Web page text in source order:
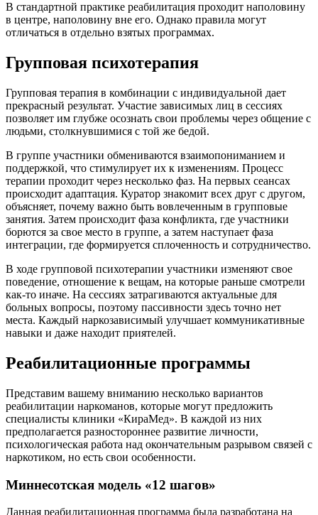
В стандартной практике реабилитация проходит наполовину
в центре, наполовину вне его. Однако правила могут
отличаться в отдельно взятых программах.
Групповая психотерапия
Групповая терапия в комбинации с индивидуальной дает
прекрасный результат. Участие зависимых лиц в сессиях
позволяет им глубже осознать свои проблемы через общение с
людьми, столкнувшимися с той же бедой.
В группе участники обмениваются взаимопониманием и
поддержкой, что стимулирует их к изменениям. Процесс
терапии проходит через несколько фаз. На первых сеансах
происходит адаптация. Куратор знакомит всех друг с другом,
объясняет, почему важно быть вовлеченным в групповые
занятия. Затем происходит фаза конфликта, где участники
борются за свое место в группе, а затем наступает фаза
интеграции, где формируется сплоченность и сотрудничество.
В ходе групповой психотерапии участники изменяют свое
поведение, отношение к вещам, на которые раньше смотрели
как-то иначе. На сессиях затрагиваются актуальные для
больных вопросы, поэтому пассивности здесь точно нет
места. Каждый наркозависимый улучшает коммуникативные
навыки и даже находит приятелей.
Реабилитационные программы
Представим вашему вниманию несколько вариантов
реабилитации наркоманов, которые могут предложить
специалисты клиники «КираМед». В каждой из них
предполагается разностороннее развитие личности,
психологическая работа над окончательным разрывом связей с
наркотиком, но есть свои особенности.
Миннесотская модель «12 шагов»
Данная реабилитационная программа была разработана на